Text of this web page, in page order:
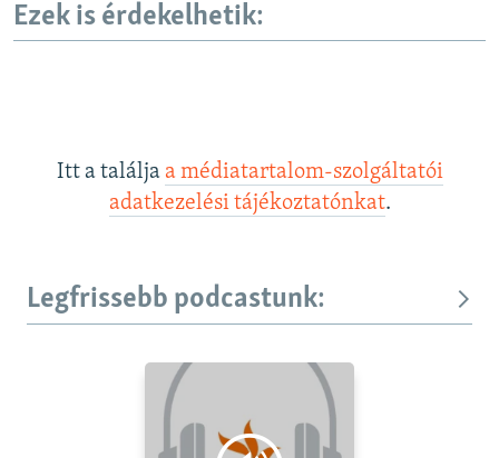
Ezek is érdekelhetik:
Itt a találja a médiatartalom-szolgáltatói
adatkezelési tájékoztatónkat.
Legfrissebb podcastunk: